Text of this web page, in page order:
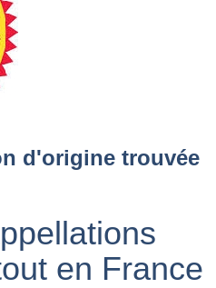
d'origine trouvée
en France